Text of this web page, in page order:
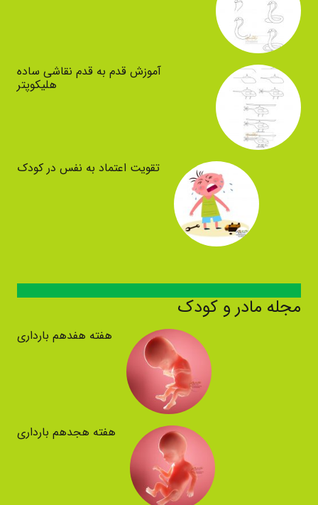
آموزش قدم به قدم نقاشی ساده
هلیکوپتر
تقویت اعتماد به نفس در کودک
مجله مادر و کودک
هفته هفدهم بارداری
هفته هجدهم بارداری